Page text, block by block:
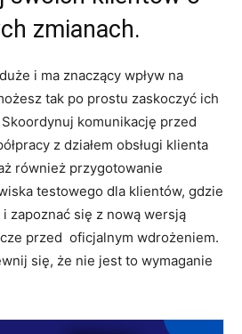
zmianach.
i ma znaczący wpływ na
tak po prostu zaskoczyć ich
komunikację przed
z działem obsługi klienta
również przygotowanie
testowego dla klientów, gdzie
zapoznać się z nową wersją
przed oficjalnym wdrożeniem.
się, że nie jest to wymaganie